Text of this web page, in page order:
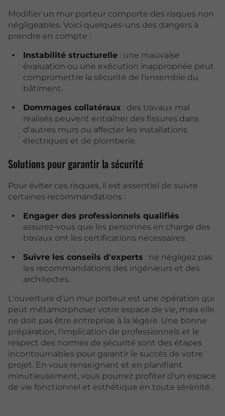
Modifier un mur porteur comporte des risques non
négligeables. Voici quelques-uns des dangers à
prendre en compte :
Instabilité structurelle: une mauvaise
évaluation ou une exécution inappropriée peut
compromettre la sécurité de l'ensemble du
bâtiment.
Dommages collatéraux : des travaux mal
réalisés peuvent entraîner des fissures dans
d'autres murs ou affecter les installations
électriques et de plomberie.
Solutions pour garantir la sécurité
Pour éviter ces risques, il est essentiel de suivre
certaines recommandations :
Engager des professionnels qualifiés :
assurez-vous que les personnes en charge des
travaux ont les certifications nécessaires.
Suivre les conseils d'experts : ne négligez pas
les recommandations des ingénieurs et des
architectes.
L'ouverture d'un mur porteur est une opération qui
peut métamorphoser votre espace de vie, mais elle
ne doit pas être entreprise à la légère. Une bonne
préparation, l'implication de professionnels et le
respect des normes de sécurité sont des étapes
incontournables pour garantir le succès de votre
projet. En vous renseignant et en planifiant
minutieusement, vous pourrez profiter d'un espace
de vie fonctionnel et esthétique en toute sérénité.